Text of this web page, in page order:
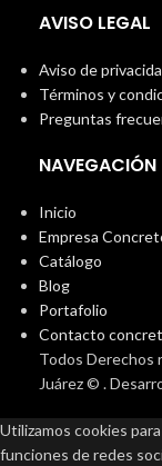
AVISO LEGAL
Aviso de
Términos y
Preguntas
NAVEGACIÓN
Inicio
Empresa
Catálogo
Blog
Portafolio
Contacto
Todos Derechos
Juárez © .
Utilizamos cookies
funciones de redes